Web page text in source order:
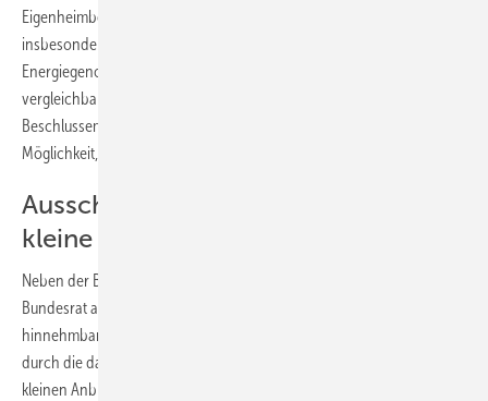
Eigenheimbesitzer und das Gewerbe ist mit dem Direktverbrauch
insbesondere für die Mieter und Mieterinnen, aber auch für
Energiegenossenschaften und andere innovative Energieanbieter,
vergleichbar“, begründet der Umweltausschuss seine
Beschlussempfehlung. „So erhalten auch Mieter und Mieterinnen die
Möglichkeit, an der Energiewende zu partizipieren.“
Ausschreibungen benachteiligen
kleine Anbieter
Neben der Belastung des solaren Eigenverbrauchs sind für den
Bundesrat auch die ab 2017 geplanten Ausschreibungen für nicht
hinnehmbar. Die Ausschüsse der Länderkammer bemängeln, dass
durch die damit verbundenen hohen administrativen Kosten die
kleinen Anbieter benachteiligt werden. Der Bundesrat schlägt deshalb